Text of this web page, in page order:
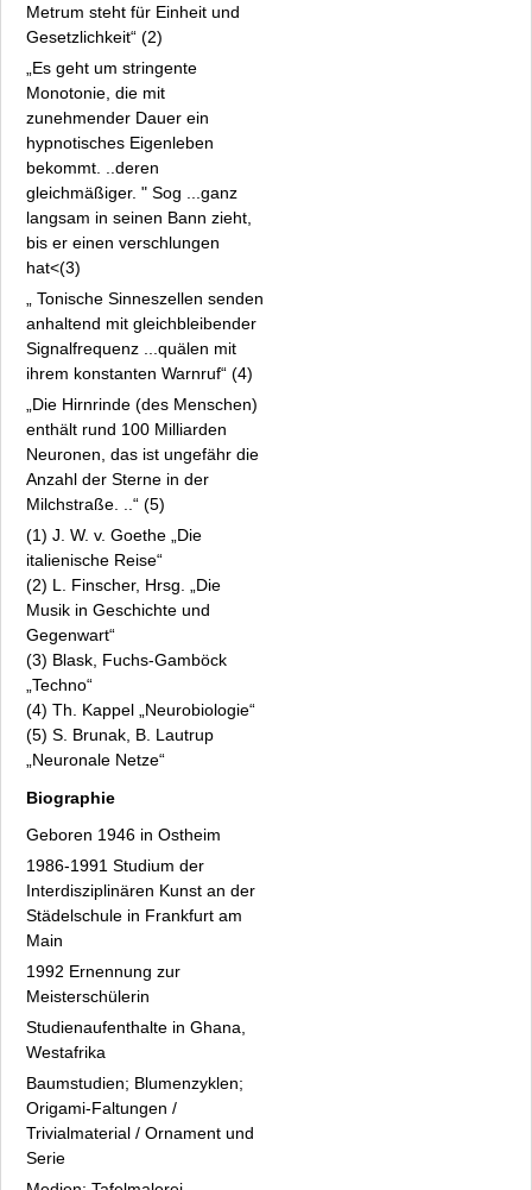
Datenschutz
Impressum
Metrum steht für Einheit und
Gesetzlichkeit“ (2)
„Es geht um stringente
Monotonie, die mit
zunehmender Dauer ein
hypnotisches Eigenleben
bekommt. ..deren
gleichmäßiger. " Sog ...ganz
langsam in seinen Bann zieht,
bis er einen verschlungen
hat<(3)
„ Tonische Sinneszellen senden
anhaltend mit gleichbleibender
Signalfrequenz ...quälen mit
ihrem konstanten Warnruf“ (4)
„Die Hirnrinde (des Menschen)
enthält rund 100 Milliarden
Neuronen, das ist ungefähr die
Anzahl der Sterne in der
Milchstraße. ..“ (5)
(1) J. W. v. Goethe „Die
italienische Reise“
(2) L. Finscher, Hrsg. „Die
Musik in Geschichte und
Gegenwart“
(3) Blask, Fuchs-Gamböck
„Techno“
(4) Th. Kappel „Neurobiologie“
(5) S. Brunak, B. Lautrup
„Neuronale Netze“
Biographie
Geboren 1946 in Ostheim
1986-1991 Studium der
Interdisziplinären Kunst an der
Städelschule in Frankfurt am
Main
1992 Ernennung zur
Meisterschülerin
Studienaufenthalte in Ghana,
Westafrika
Baumstudien; Blumenzyklen;
Origami-Faltungen /
Trivialmaterial / Ornament und
Serie